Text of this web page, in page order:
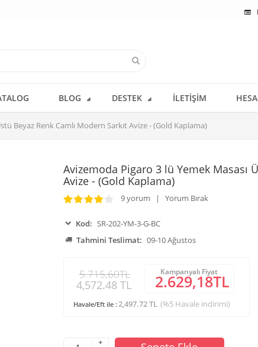
BLOG DESTEK İLETIŞIM
Beyaz Renk Camlı Modern Sarkıt Avize - (Gold Kaplama)
Avizemoda Pigaro 3 lü Yemek Masası
Avize - (Gold Kaplama)
9 yorum | Yorum Bırak
Kod: SR-202-YM-3-G-BC
Tahmini Teslimat: 09-10 Ağustos
5.715,60TL
4,572.48 TL
Kampanyalı Fiyat
2.629,18TL
Havale/Eft ile :2,497.72 TL (%5 Havale indirimi)